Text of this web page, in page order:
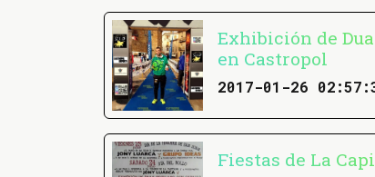
Exhibición de
en Castropol
2017-01-26
Fiestas de La